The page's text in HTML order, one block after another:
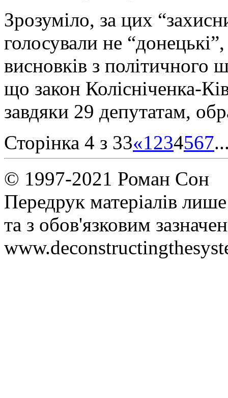
Зрозуміло, за цих
голосували не
висновків з політичного
що закон Колісніченка-
завдяки 29 депутатам,
Сторінка 4 з 33«1234567
© 1997-2021 Роман Сон
Передрук матеріалів
та з обов'язковим